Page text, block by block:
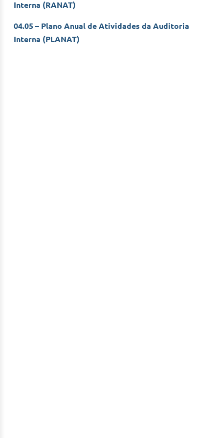
Interna (RANAT)
04.05 – Plano Anual de Atividades da Auditoria
Interna (PLANAT)